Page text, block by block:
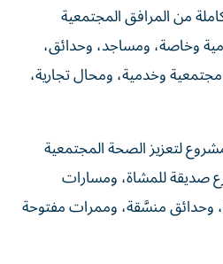
من المرافق المجتمعية
وخاصة، ومساجد، وحدائق،
وخدمية، ومحال تجارية،
لتعزيز الصحة المجتمعية
صديقة للمشاة، ومسارات
وحدائق منسَّقة، وممرات مفتوحة